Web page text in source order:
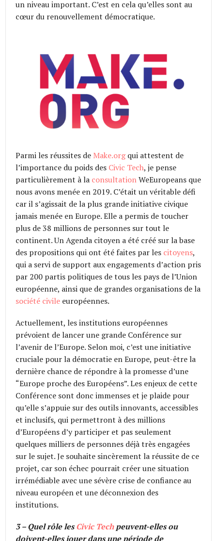
un niveau important. C’est en cela qu’elles sont au
cœur du renouvellement démocratique.
Parmi les réussites de Make.orgqui attestent de
l’importance du poids des Civic Tech, je pense
particulièrement à la consultationWeEuropeans que
nous avons menée en 2019. C’était un véritable défi
car il s’agissait de la plus grande initiative civique
jamais menée en Europe. Elle a permis de toucher
plus de 38 millions de personnes sur tout le
continent. Un Agenda citoyen a été créé sur la base
des propositions qui ont été faites par les citoyens,
qui a servi de support aux engagements d’action pris
par 200 partis politiques de tous les pays de l’Union
européenne, ainsi que de grandes organisations de la
société civile européennes.
Actuellement, les institutions européennes
prévoient de lancer une grande Conférence sur
l’avenir de l’Europe. Selon moi, c’est une initiative
cruciale pour la démocratie en Europe, peut-être la
dernière chance de répondre à la promesse d’une
“Europe proche des Européens”. Les enjeux de cette
Conférence sont donc immenses et je plaide pour
qu’elle s’appuie sur des outils innovants, accessibles
et inclusifs, qui permettront à des millions
d’Européens d’y participer et pas seulement
quelques milliers de personnes déjà très engagées
sur le sujet. Je souhaite sincèrement la réussite de ce
projet, car son échec pourrait créer une situation
irrémédiable avec une sévère crise de confiance au
niveau européen et une déconnexion des
institutions.
3 – Quel rôle lesCivic Techpeuvent-elles ou
doivent-elles jouer dans une période de